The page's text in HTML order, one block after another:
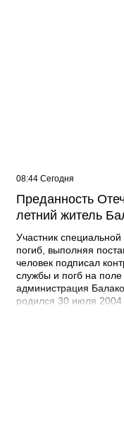
08:44 Сегодня
Преданность
летний житель
Участник
погиб, выполняя
человек подписал
службы и погб на
администрация
родился 30 июля 2004